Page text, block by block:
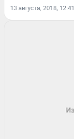
13 августа, 2018, 12:41